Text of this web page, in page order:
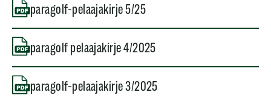
paragolf-pelaajakirje 5/25
paragolf pelaajakirje 4/2025
paragolf-pelaajakirje 3/2025